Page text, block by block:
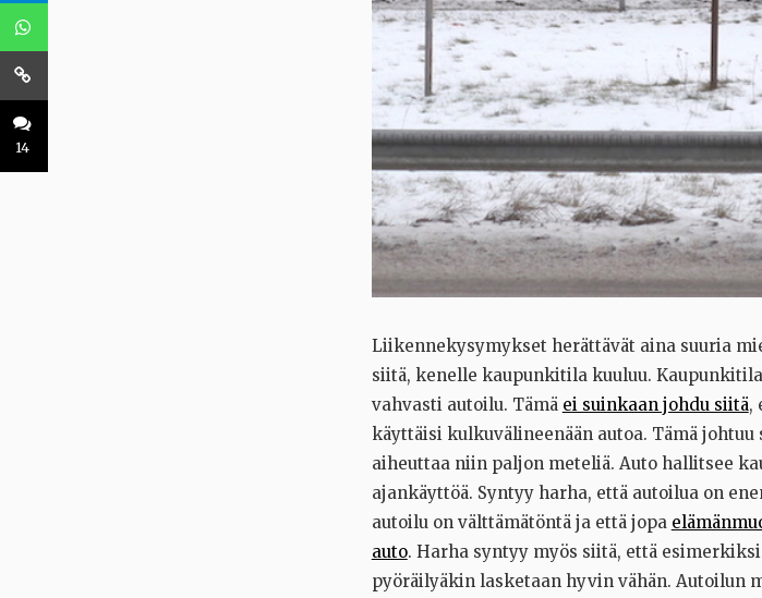
14
Liikennekysymykset herättävät aina suuria
siitä, kenelle kaupunkitila kuuluu.
vahvasti autoilu. Tämä ei suinkaan johdu siitä,
käyttäisi kulkuvälineenään autoa. Tämä
aiheuttaa niin paljon meteliä. Auto hallitsee
ajankäyttöä. Syntyy harha, että autoilua on
autoilu on välttämätöntä ja että jopa
auto. Harha syntyy myös siitä, että
pyöräilyäkin lasketaan hyvin vähän. Autoilun